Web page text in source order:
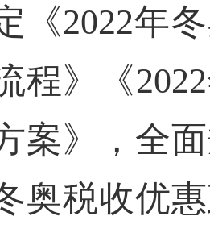
《2022年
程》《
案》，全
奥税收优